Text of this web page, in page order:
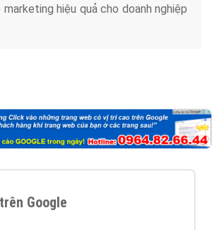
marketing hiệu quả cho doanh nghiệp
Google